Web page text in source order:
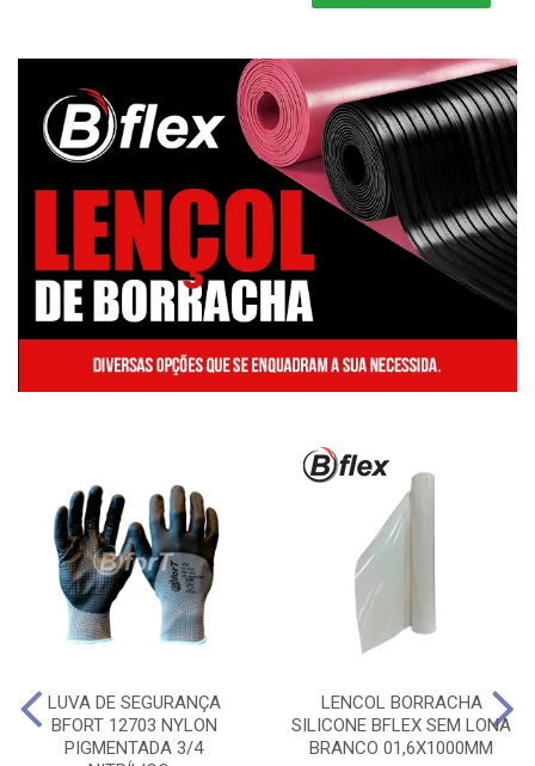
LUVA DE SEGURANÇA
BFORT 12703 NYLON
PIGMENTADA 3/4
LENCOL BORRACHA
SILICONE BFLEX SEM LONA
BRANCO 01,6X1000MM